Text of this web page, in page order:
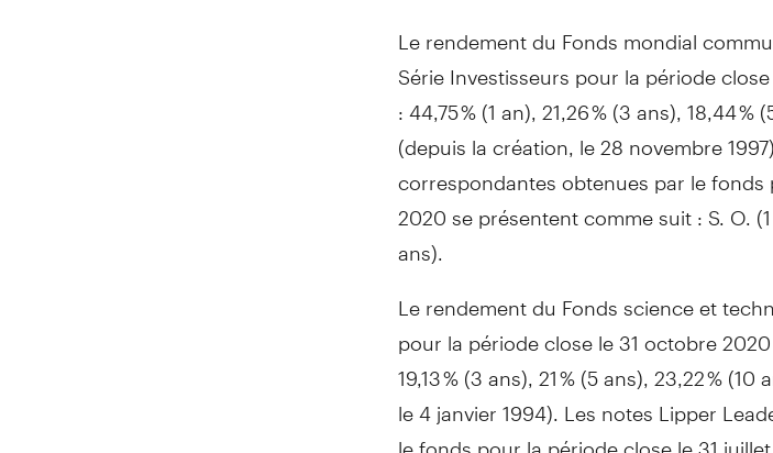
Le rendement du Fonds mondial
Série Investisseurs pour la période
: 44,75 % (1 an), 21,26 % (3 ans), 18,44 %
(depuis la création, le 28 novembre
correspondantes obtenues par le
2020 se présentent comme suit : S. O.
ans).
Le rendement du Fonds science et
pour la période close le 31 octobre 2020
19,13 % (3 ans), 21 % (5 ans), 23,22 %
le 4 janvier 1994). Les notes Lipper
le fonds pour la période close le 31